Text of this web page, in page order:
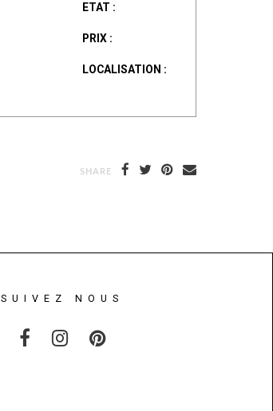
ETAT :
PRIX :
LOCALISATION :
SHARE
SUIVEZ NOUS